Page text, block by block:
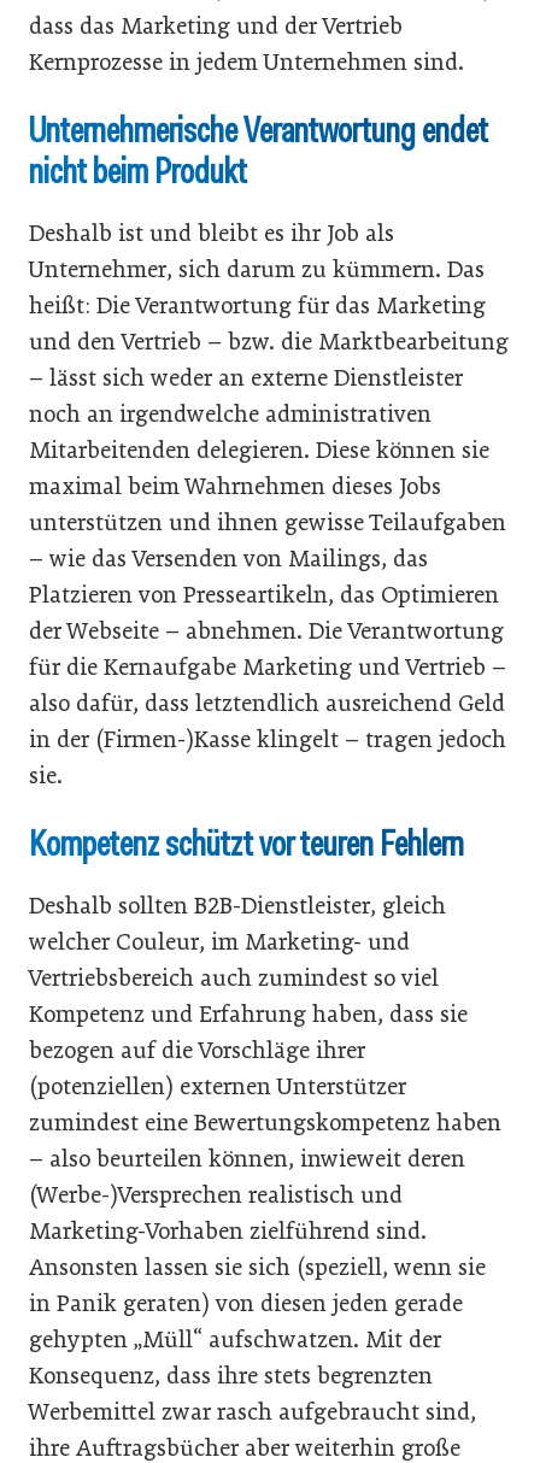
dass das Marketing und der Vertrieb
Kernprozesse in jedem Unternehmen sind.
Unternehmerische Verantwortung endet
nicht beim Produkt
Deshalb ist und bleibt es ihr Job als
Unternehmer, sich darum zu kümmern. Das
heißt: Die Verantwortung für das Marketing
und den Vertrieb – bzw. die Marktbearbeitung
– lässt sich weder an externe Dienstleister
noch an irgendwelche administrativen
Mitarbeitenden delegieren. Diese können sie
maximal beim Wahrnehmen dieses Jobs
unterstützen und ihnen gewisse Teilaufgaben
– wie das Versenden von Mailings, das
Platzieren von Presseartikeln, das Optimieren
der Webseite – abnehmen. Die Verantwortung
für die Kernaufgabe Marketing und Vertrieb –
also dafür, dass letztendlich ausreichend Geld
in der (Firmen-)Kasse klingelt – tragen jedoch
sie.
Kompetenz schützt vor teuren Fehlern
Deshalb sollten B2B-Dienstleister, gleich
welcher Couleur, im Marketing- und
Vertriebsbereich auch zumindest so viel
Kompetenz und Erfahrung haben, dass sie
bezogen auf die Vorschläge ihrer
(potenziellen) externen Unterstützer
zumindest eine Bewertungskompetenz haben
– also beurteilen können, inwieweit deren
(Werbe-)Versprechen realistisch und
Marketing-Vorhaben zielführend sind.
Ansonsten lassen sie sich (speziell, wenn sie
in Panik geraten) von diesen jeden gerade
gehypten „Müll“ aufschwatzen. Mit der
Konsequenz, dass ihre stets begrenzten
Werbemittel zwar rasch aufgebraucht sind,
ihre Auftragsbücher aber weiterhin große